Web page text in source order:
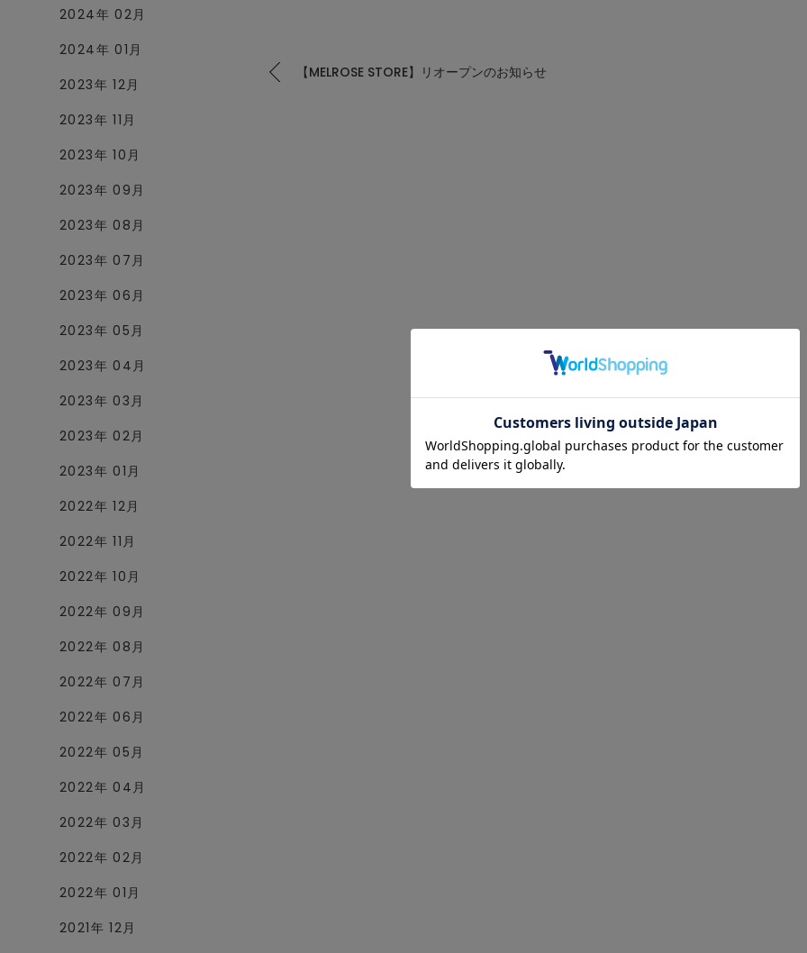
2024年 02月
2024年 01月
2023年 12月
2023年 11月
2023年 10月
2023年 09月
2023年 08月
2023年 07月
2023年 06月
2023年 05月
2023年 04月
2023年 03月
2023年 02月
2023年 01月
2022年 12月
2022年 11月
2022年 10月
2022年 09月
2022年 08月
2022年 07月
2022年 06月
2022年 05月
2022年 04月
2022年 03月
2022年 02月
2022年 01月
2021年 12月
【MELROSE STORE】リオープンのお知らせ